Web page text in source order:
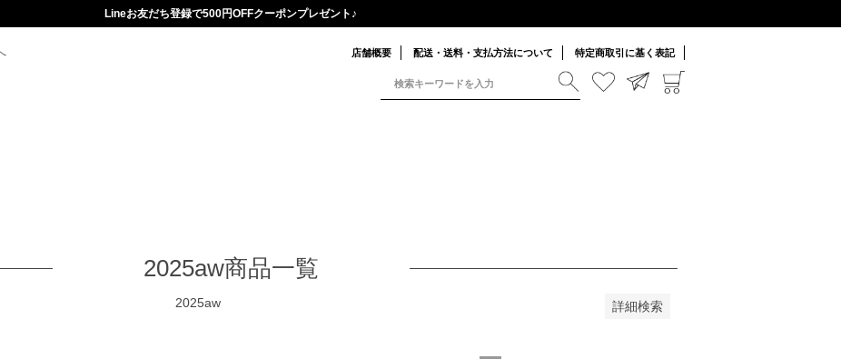
Lineお友だち登録で500円OFFクーポンプレゼント♪
店舗概要 配送・送料・支払方法について 特定商取引に基く表記
2025aw商品一覧
2025aw 詳細検索
品タグ
検索